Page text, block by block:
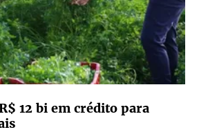
12 bi em crédito para